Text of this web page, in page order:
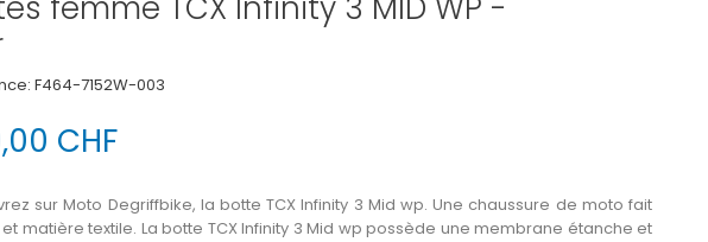
F464-7152W-003
CHF
sur Moto Degriffbike, la botte TCX Infinity 3 Mid wp. Une chaussure de moto fait
matière textile. La botte TCX Infinity 3 Mid wp possède une membrane étanche et